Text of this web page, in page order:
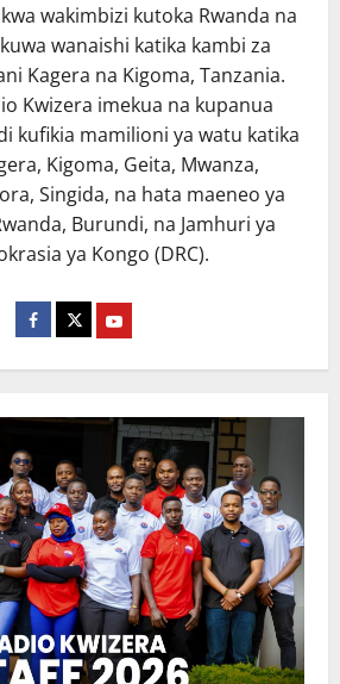
wakimbizi kutoka Rwanda na
wanaishi katika kambi za
Kagera na Kigoma, Tanzania.
Kwizera imekua na kupanua
kufikia mamilioni ya watu katika
Kigoma, Geita, Mwanza,
Singida, na hata maeneo ya
Burundi, na Jamhuri ya
ya Kongo (DRC).